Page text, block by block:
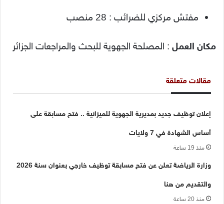
مفتش مركزي للضرائب : 28 منصب
مكان العمل : المصلحة الجهوية للبحث والمراجعات الجزائر
مقالات متعلقة
إعلان توظيف جديد بمديرية الجهوية للميزانية .. فتح مسابقة على
أساس الشهادة في 7 ولايات
منذ 19 ساعة
وزارة الرياضة تعلن عن فتح مسابقة توظيف خارجي بعنوان سنة 2026
والتقديم من هنا
منذ 20 ساعة